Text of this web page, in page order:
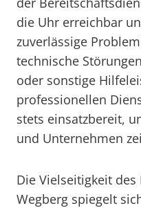
die Uhr erreichbar
zuverlässige
technische
oder sonstige
professionellen
stets einsatzbereit,
und Unternehmen
Die Vielseitigkeit
Wegberg spiegelt